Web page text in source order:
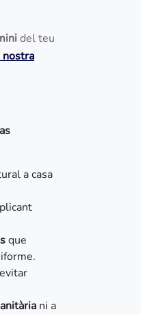
del teu
a casa
que
ni a